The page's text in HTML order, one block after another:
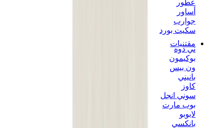
عطور
أساور
جوارب
سكيت بورد
مقتنيات
ني دوه
بوكيمون
ون بيس
بانيني
كاوز
سوني انجل
بوب مارت
لابوبو
بانكسي